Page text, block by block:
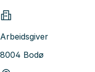
Arbeidsgiver
8004 Bodø